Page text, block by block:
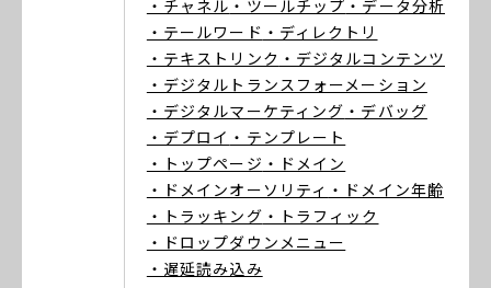
・チャネル ・ツールチップ ・データ分析
・テールワード ・ディレクトリ
・テキストリンク ・デジタルコンテンツ
・デジタルトランスフォーメーション
・デジタルマーケティング ・デバッグ
・デプロイ ・テンプレート
・トップページ ・ドメイン
・ドメインオーソリティ ・ドメイン年齢
・トラッキング ・トラフィック
・ドロップダウンメニュー
・遅延読み込み